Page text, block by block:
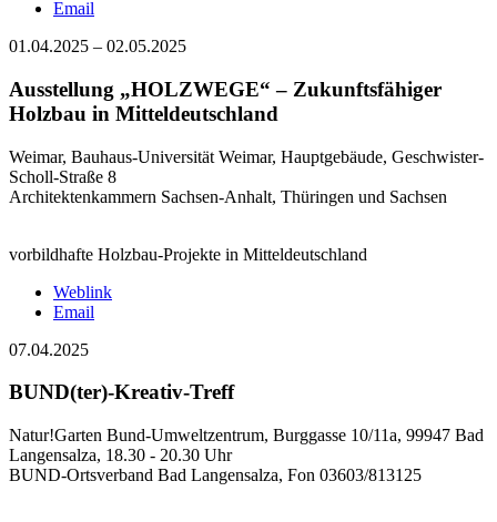
Email
01.04.2025 – 02.05.2025
Ausstellung „HOLZWEGE“ – Zukunftsfähiger
Holzbau in Mitteldeutschland
Weimar, Bauhaus-Universität Weimar, Hauptgebäude, Geschwister-
Scholl-Straße 8
Architektenkammern Sachsen-Anhalt, Thüringen und Sachsen
vorbildhafte Holzbau-Projekte in Mitteldeutschland
Weblink
Email
07.04.2025
BUND(ter)-Kreativ-Treff
Natur!Garten Bund-Umweltzentrum, Burggasse 10/11a, 99947 Bad
Langensalza, 18.30 - 20.30 Uhr
BUND-Ortsverband Bad Langensalza, Fon 03603/813125